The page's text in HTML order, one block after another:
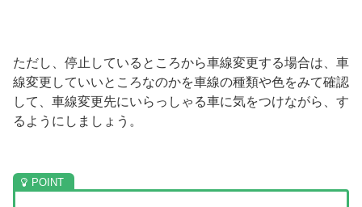
ただし、停止しているところから車線変更する場合は、車
線変更していいところなのかを車線の種類や色をみて確認
して、車線変更先にいらっしゃる車に気をつけながら、す
るようにしましょう。